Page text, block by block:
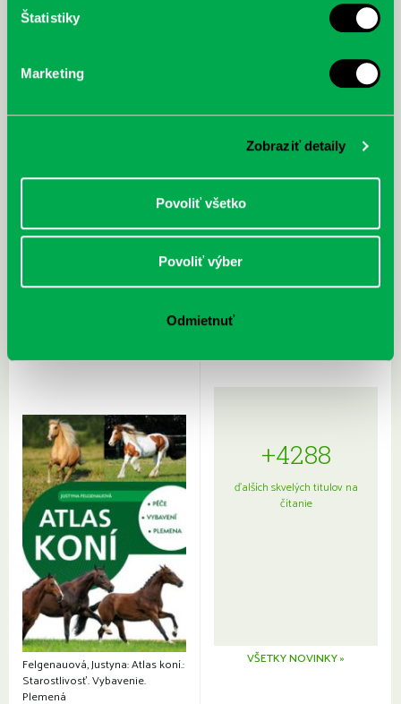
Štatistiky
Marketing
Zobraziť detaily
Povoliť všetko
Povoliť výber
Odmietnuť
Rudź, Przemyslaw: Atlas hviezd:
japonskou kuchyňou a etiketou
Felgenauová, Justyna: Atlas koní.:
Starostlivosť. Vybavenie.
Plemená
+4288
ďalších skvelých titulov na
čítanie
VŠETKY NOVINKY »